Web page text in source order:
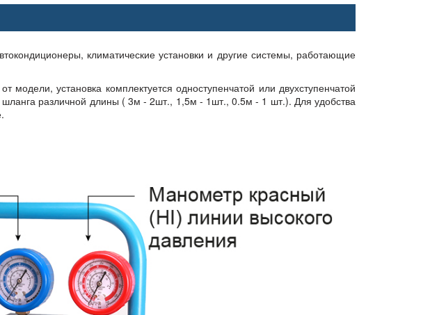
климатические установки и другие системы, работающие
установка комплектуется одноступенчатой или двухступенчатой
шланга различной длины ( 3м - 2шт., 1,5м - 1шт., 0.5м - 1 шт.). Для удобства